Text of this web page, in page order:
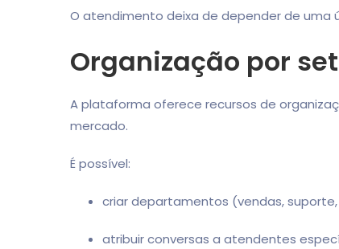
O atendimento deixa de depender de uma
Organização por
A plataforma oferece recursos de
mercado.
É possível:
criar departamentos (vendas,
atribuir conversas a atendentes